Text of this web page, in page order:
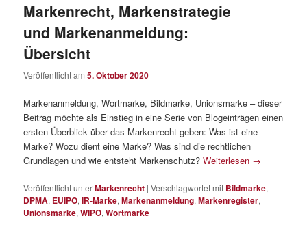
Markenrecht, Markenstrategie
und Markenanmeldung:
Übersicht
Veröffentlicht am5. Oktober 2020
Markenanmeldung, Wortmarke, Bildmarke, Unionsmarke – dieser
Beitrag möchte als Einstieg in eine Serie von Blogeinträgen einen
ersten Überblick über das Markenrecht geben: Was ist eine
Marke? Wozu dient eine Marke? Was sind die rechtlichen
Grundlagen und wie entsteht Markenschutz?Weiterlesen →
Veröffentlicht unterMarkenrecht |Verschlagwortet mit Bildmarke,
DPMA, EUIPO,IR-Marke,Markenanmeldung,Markenregister,
Unionsmarke,WIPO,Wortmarke